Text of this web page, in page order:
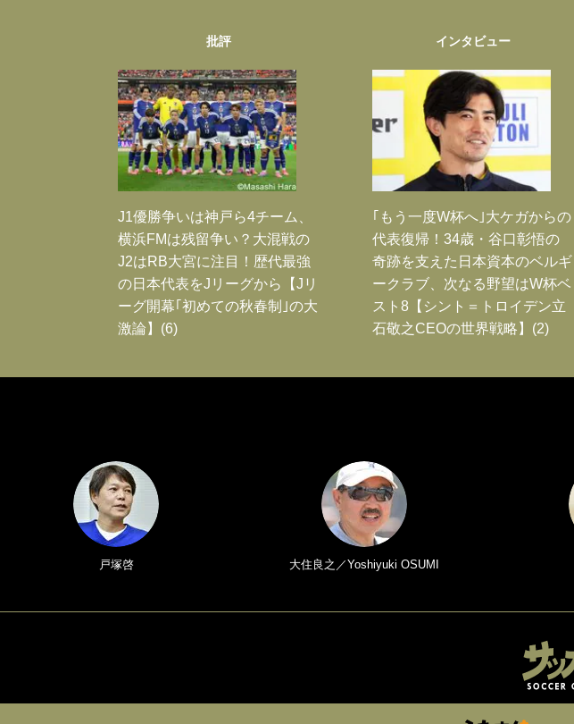
批評
J1優勝争いは神戸ら4チーム、
横浜FMは残留争い？大混戦の
J2はRB大宮に注目！歴代最強
の日本代表をJリーグから【Jリ
ーグ開幕｢初めての秋春制｣の大
激論】(6)
インタビュー
｢もう一度W杯へ｣大ケガからの
代表復帰！34歳・谷口彰悟の
奇跡を支えた日本資本のベルギ
ークラブ、次なる野望はW杯ベ
スト8【シント＝トロイデン立
石敬之CEOの世界戦略】(2)
戸塚啓 大住良之／Yoshiyuki OSUMI